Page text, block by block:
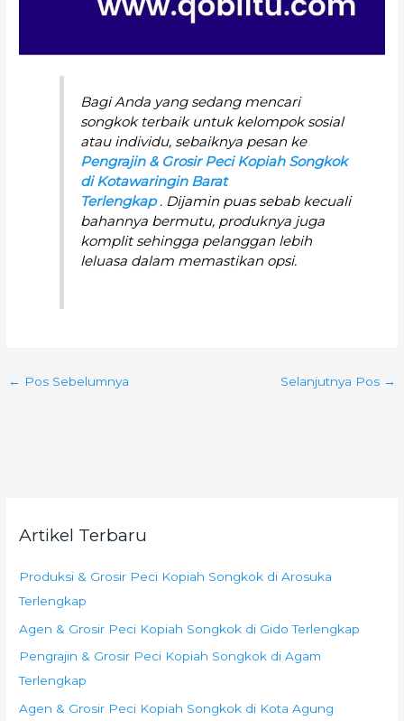
Bagi Anda yang sedang mencari
songkok terbaik untuk kelompok sosial
atau individu, sebaiknya pesan ke
Pengrajin & Grosir Peci Kopiah Songkok
di Kotawaringin Barat
Terlengkap. Dijamin puas sebab kecuali
bahannya bermutu, produknya juga
komplit sehingga pelanggan lebih
leluasa dalam memastikan opsi.
← Pos Sebelumnya Selanjutnya Pos →
Artikel Terbaru
Produksi & Grosir Peci Kopiah Songkok di Arosuka
Terlengkap
Agen & Grosir Peci Kopiah Songkok di Gido Terlengkap
Pengrajin & Grosir Peci Kopiah Songkok di Agam
Terlengkap
Agen & Grosir Peci Kopiah Songkok di Kota Agung